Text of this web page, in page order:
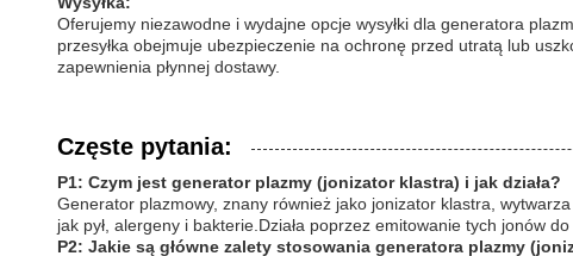
Oferujemy niezawodne i wydajne opcje wysyłki dla generatora
przesyłka obejmuje ubezpieczenie na ochronę przed utratą lub
zapewnienia płynnej dostawy.
Częste pytania:
P1: Czym jest generator plazmy (jonizator klastra) i jak działa?
Generator plazmowy, znany również jako jonizator klastra,
jak pył, alergeny i bakterie.Działa poprzez emitowanie tych jonów
P2: Jakie są główne zalety stosowania generatora plazmy